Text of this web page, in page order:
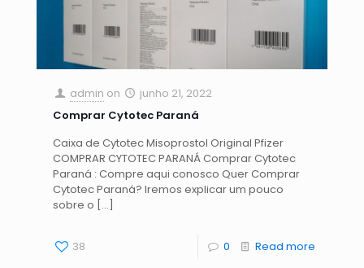
admin on
junho 21, 2022
Comprar Cytotec Paraná
Caixa de Cytotec Misoprostol Original Pfizer
COMPRAR CYTOTEC PARANÁ Comprar Cytotec
Paraná : Compre aqui conosco Quer Comprar
Cytotec Paraná? Iremos explicar um pouco
sobre o […]
38 0 Read more